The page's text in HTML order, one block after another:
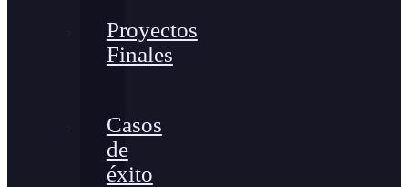
Proyectos
Finales
Casos
de
éxito